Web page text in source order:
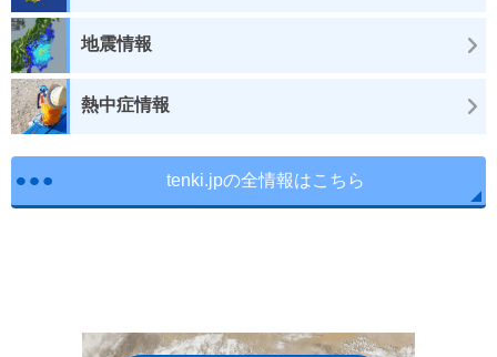
地震情報
熱中症情報
tenki.jpの全情報はこちら